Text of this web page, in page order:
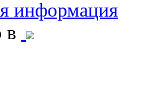
информация
в